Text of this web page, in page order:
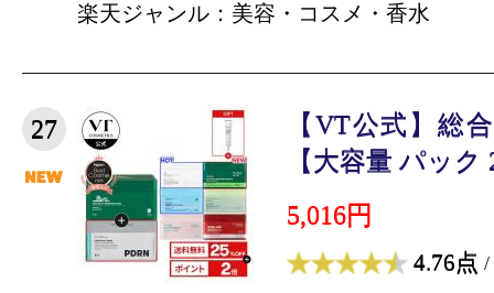
楽天ジャンル：美容・コスメ・香水
27
【VT公式】総
【大容量 パッ
5,016円
4.76点 /